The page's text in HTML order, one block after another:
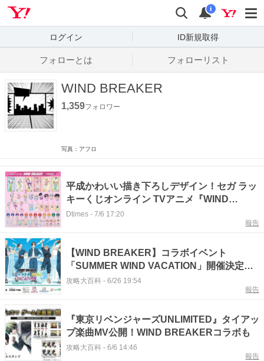
検索
通知
i
ログイン ID新規取得
フォローとは フォローリスト
WIND BREAKER
1,359フォロワー
写真：アフロ
平成かわいい描き下ろしデザイン！セガ ラッ
キーくじオンライン TVアニメ『WIND
BREAKER』
Dtimes - 7/6 17:20
報告
【WIND BREAKER】コラボイベント
「SUMMER WIND VACATION」開催決定！
見逃せない特典は？
攻略大百科 - 6/26 19:54
報告
『東京リベンジャーズUNLIMITED』タイアッ
プ楽曲MV公開！WIND BREAKERコラボも
攻略大百科 - 6/6 14:46
報告